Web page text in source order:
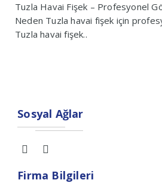
Tuzla Havai Fişek – Profesyonel
Neden Tuzla havai fişek için
Tuzla havai fişek..
Sosyal Ağlar
Firma Bilgileri